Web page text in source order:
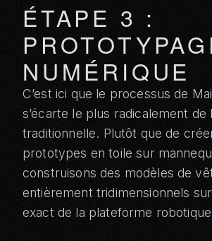
ÉTAPE 3 :
NUMÉRIQUE
C’est ici que le processus de
s’écarte le plus radicalement de
traditionnelle. Plutôt que de
prototypes en toile sur
construisons des modèles de
entièrement tridimensionnels
exact de la plateforme